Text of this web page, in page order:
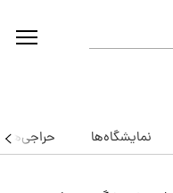
نمایشگاه‌ها حراجی‌ها